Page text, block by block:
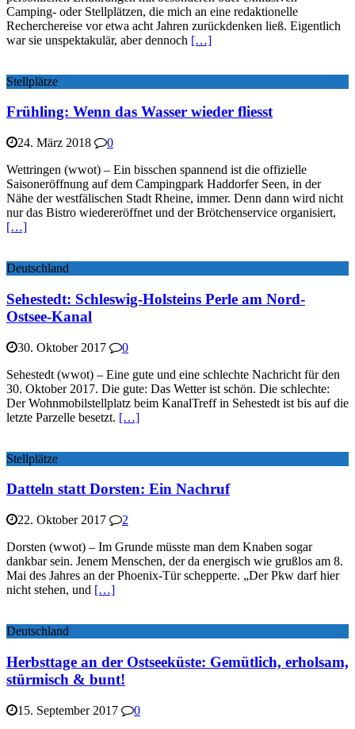
Camping- oder Stellplätzen, die mich an eine redaktionelle
Recherchereise vor etwa acht Jahren zurückdenken ließ. Eigentlich
war sie unspektakulär, aber dennoch […]
Stellplätze
Frühling: Wenn das Wasser wieder fliesst
24. März 2018
0
Wettringen (wwot) – Ein bisschen spannend ist die offizielle
Saisoneröffnung auf dem Campingpark Haddorfer Seen, in der
Nähe der westfälischen Stadt Rheine, immer. Denn dann wird nicht
nur das Bistro wiedereröffnet und der Brötchenservice organisiert,
[…]
Deutschland
Sehestedt: Schleswig-Holsteins Perle am Nord-
Ostsee-Kanal
30. Oktober 2017
0
Sehestedt (wwot) – Eine gute und eine schlechte Nachricht für den
30. Oktober 2017. Die gute: Das Wetter ist schön. Die schlechte:
Der Wohnmobilstellplatz beim KanalTreff in Sehestedt ist bis auf die
letzte Parzelle besetzt. […]
Stellplätze
Datteln statt Dorsten: Ein Nachruf
22. Oktober 2017
2
Dorsten (wwot) – Im Grunde müsste man dem Knaben sogar
dankbar sein. Jenem Menschen, der da energisch wie grußlos am 8.
Mai des Jahres an der Phoenix-Tür schepperte. „Der Pkw darf hier
nicht stehen, und […]
Deutschland
Herbsttage an der Ostseeküste: Gemütlich, erholsam,
stürmisch & bunt!
15. September 2017
0